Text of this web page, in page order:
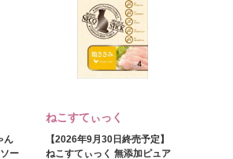
ん
ー
ねこすてぃっく
【2026年9月30日終売予定】
ねこすてぃっく 無添加ピュア